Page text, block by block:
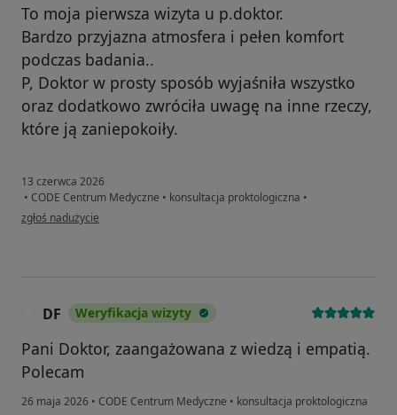
To moja pierwsza wizyta u p.doktor.
Bardzo przyjazna atmosfera i pełen komfort
podczas badania..
P, Doktor w prosty sposób wyjaśniła wszystko
oraz dodatkowo zwróciła uwagę na inne rzeczy,
które ją zaniepokoiły.
13 czerwca 2026
• CODE Centrum Medyczne • konsultacja proktologiczna •
w opinii użytkownika I
zgłoś nadużycie
DF Weryfikacja wizyty
Pani Doktor, zaangażowana z wiedzą i empatią.
Polecam
26 maja 2026 • CODE Centrum Medyczne • konsultacja proktologiczna